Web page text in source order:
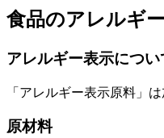
食品のアレルギ
アレルギー表示につい
「アレルギー表示原料」
原材料